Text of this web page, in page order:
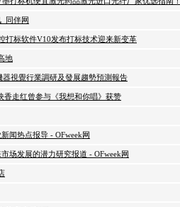
同伴网
打标软件V10发布打标技术迎来新变革
地
視覺行業調研及發展趨勢預測報告
香走红曾参与《我想和你唱》获赞
闻热点报导 - OFweek网
场发展的潜力研究报道 - OFweek网